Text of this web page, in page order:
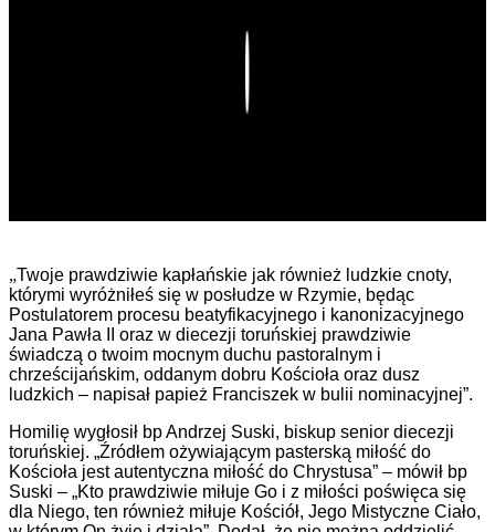
„Twoje prawdziwie kapłańskie jak również ludzkie cnoty,
którymi wyróżniłeś się w posłudze w Rzymie, będąc
Postulatorem procesu beatyfikacyjnego i kanonizacyjnego
Jana Pawła II oraz w diecezji toruńskiej prawdziwie
świadczą o twoim mocnym duchu pastoralnym i
chrześcijańskim, oddanym dobru Kościoła oraz dusz
ludzkich – napisał papież Franciszek w bulii nominacyjnej”.
Homilię wygłosił bp Andrzej Suski, biskup senior diecezji
toruńskiej. „Źródłem ożywiającym pasterską miłość do
Kościoła jest autentyczna miłość do Chrystusa” – mówił bp
Suski – „Kto prawdziwie miłuje Go i z miłości poświęca się
dla Niego, ten również miłuje Kościół, Jego Mistyczne Ciało,